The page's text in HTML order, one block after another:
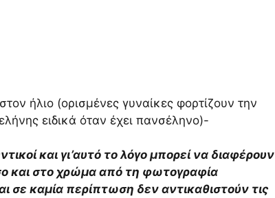
ήλιο (ορισμένες γυναίκες φορτίζουν την
ειδικά όταν έχει πανσέληνο)-
και γι’αυτό το λόγο μπορεί να διαφέρουν
και στο χρώμα από τη φωτογραφία
σε καμία περίπτωση δεν αντικαθιστούν τις